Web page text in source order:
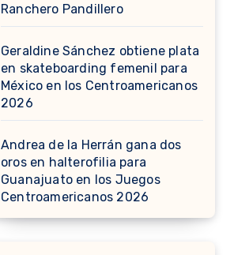
Ranchero Pandillero
Geraldine Sánchez obtiene plata
en skateboarding femenil para
México en los Centroamericanos
2026
Andrea de la Herrán gana dos
oros en halterofilia para
Guanajuato en los Juegos
Centroamericanos 2026